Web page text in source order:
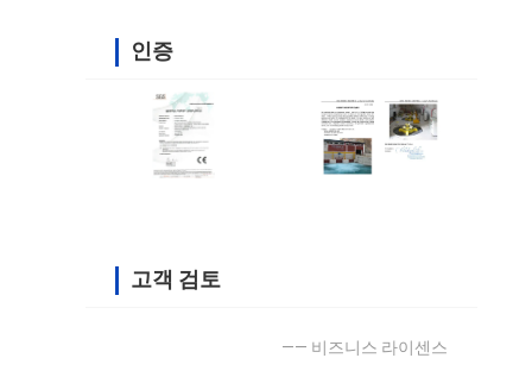
인증
고객 검토
—— 비즈니스 라이센스